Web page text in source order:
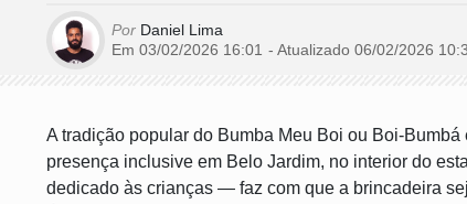
Por Daniel Lima
Em 03/02/2026 16:01 - Atualizado 06/02/2026
A tradição popular do Bumba Meu Boi ou Boi-
presença inclusive em Belo Jardim, no interior do
dedicado às crianças — faz com que a brincadeira